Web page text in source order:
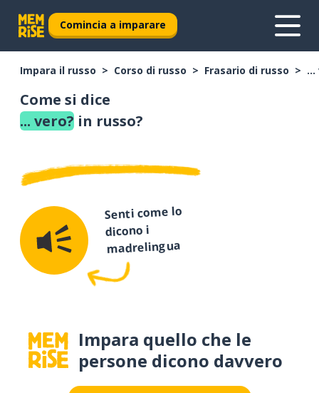
Comincia a imparare
Impara il russo Corso di russo Frasario di russo ...
Come si dice
... vero? in russo?
Senti come lo
dicono i
madrelingua
Impara quello che le
persone dicono davvero